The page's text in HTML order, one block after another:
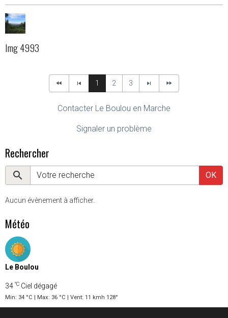
Img 4993
1 2 3
Contacter Le Boulou en Marche
Signaler un problème
Rechercher
OK
Aucun évènement à afficher.
Météo
Le Boulou
34 °C Ciel dégagé
Min: 34 °C | Max: 36 °C | Vent: 11 kmh 128°